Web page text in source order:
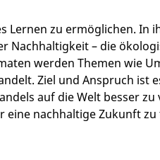
Lernen zu ermöglichen. In
Nachhaltigkeit – die
werden Themen wie
Ziel und Anspruch ist
auf die Welt besser
eine nachhaltige Zukunft